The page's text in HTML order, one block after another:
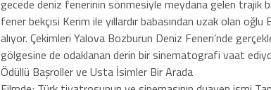
gecede deniz fenerinin sönmesiyle meydana gelen trajik
fener bekçisi Kerim ile yıllardır babasından uzak olan oğlu
alıyor. Çekimleri Yalova Bozburun Deniz Feneri’nde
gölgesine de odaklanan derin bir sinematografi vaat
Ödüllü Başroller ve Usta İsimler Bir Arada